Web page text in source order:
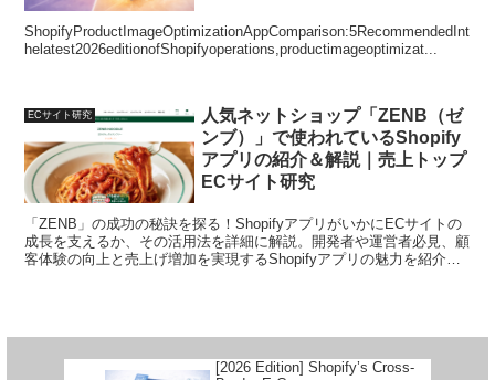
ShopifyProductImageOptimizationAppComparison:5RecommendedInt
helatest2026editionofShopifyoperations,productimageoptimizat...
ECサイト研究
人気ネットショップ「ZENB（ゼ
ンブ）」で使われているShopify
アプリの紹介＆解説｜売上トップ
ECサイト研究
「ZENB」の成功の秘訣を探る！ShopifyアプリがいかにECサイトの
成長を支えるか、その活用法を詳細に解説。開発者や運営者必見、顧
客体験の向上と売上げ増加を実現するShopifyアプリの魅力を紹介し
[2026 Edition] Shopify’s Cross-